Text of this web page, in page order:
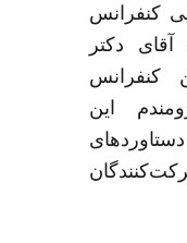
کنفرانس
دکتر
کنفرانس
این